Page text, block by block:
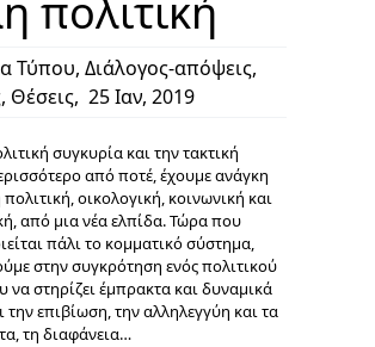
πολιτική
Τύπου, Διάλογος-απόψεις,
, Θέσεις, 25 Ιαν, 2019
συγκυρία και την τακτική
από ποτέ, έχουμε ανάγκη
οικολογική, κοινωνική και
από μια νέα ελπίδα. Τώρα που
πάλι το κομματικό σύστημα,
στην συγκρότηση ενός πολιτικού
να στηρίζει έμπρακτα και δυναμικά
την επιβίωση, την αλληλεγγύη και τα
τη διαφάνεια…